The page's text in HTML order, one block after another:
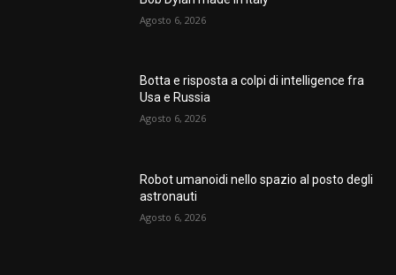
Agosto 6, 2026
Botta e risposta a colpi di intelligence fra
Usa e Russia
Agosto 6, 2026
Robot umanoidi nello spazio al posto degli
astronauti
Agosto 6, 2026